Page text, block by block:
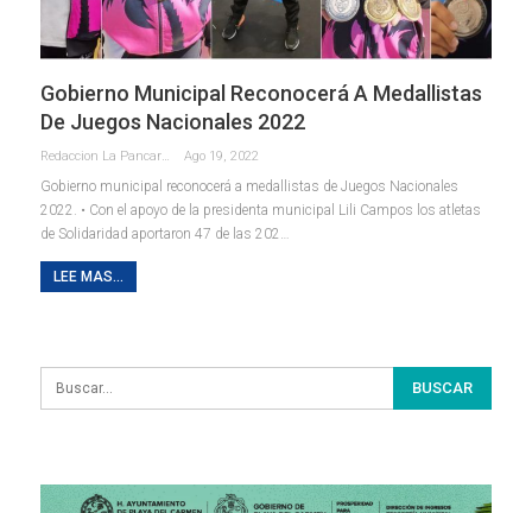
Gobierno Municipal Reconocerá A Medallistas
De Juegos Nacionales 2022
Redaccion La Pancarta De Quintana Roo Ago 19, 2022
Gobierno municipal reconocerá a medallistas de Juegos Nacionales
2022. • Con el apoyo de la presidenta municipal Lili Campos los atletas
de Solidaridad aportaron 47 de las 202…
LEE MAS...